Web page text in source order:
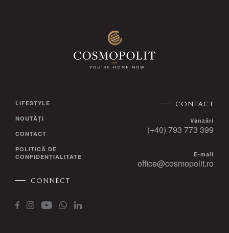
LIFESTYLE
NOUTĂȚI
CONTACT
POLITICĂ DE
CONFIDENȚIALITATE
CONNECT
CONTACT
Vânzări
(+40) 793 773 399
E-mail
office@cosmopolit.ro